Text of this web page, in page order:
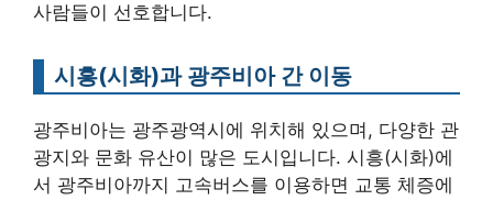
사람들이 선호합니다.
시흥(시화)과 광주비아 간 이동
광주비아는 광주광역시에 위치해 있으며, 다양한 관
광지와 문화 유산이 많은 도시입니다. 시흥(시화)에
서 광주비아까지 고속버스를 이용하면 교통 체증에